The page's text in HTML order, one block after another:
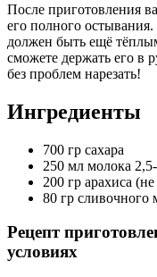
После приготовления
его полного остывания.
должен быть ещё
сможете держать его в
без проблем нарезать!
Ингредиенты
700 гр сахара
250 мл молока
200 гр арахиса
80 гр сливочного
Рецепт
условиях